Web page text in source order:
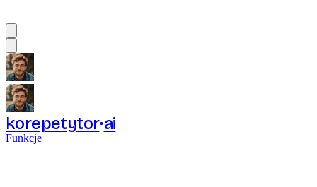
korepetytor ai
Funkcje